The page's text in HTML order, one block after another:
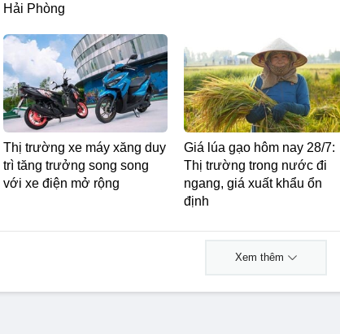
Hải Phòng
Thị trường xe máy xăng duy
trì tăng trưởng song song
với xe điện mở rộng
Giá lúa gạo hôm nay 28/7:
Thị trường trong nước đi
ngang, giá xuất khẩu ổn
định
Xem thêm